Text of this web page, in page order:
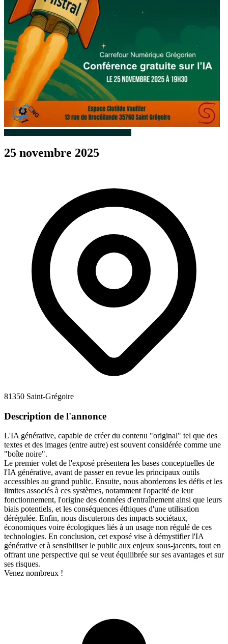
25 novembre 2025
81350 Saint-Grégoire
Description de l'annonce
L'IA générative, capable de créer du contenu "original" tel que des
textes et des images (entre autre) est souvent considérée comme une
"boîte noire".
Le premier volet de l'exposé présentera les bases conceptuelles de
l'IA générative, avant de passer en revue les principaux outils
accessibles au grand public. Ensuite, nous aborderons les défis et les
limites associés à ces systèmes, notamment l'opacité de leur
fonctionnement, l'origine des données d'entraînement ainsi que leurs
biais potentiels, et les conséquences éthiques d'une utilisation
dérégulée. Enfin, nous discuterons des impacts sociétaux,
économiques voire écologiques liés à un usage non régulé de ces
technologies. En conclusion, cet exposé vise à démystifier l'IA
générative et à sensibiliser le public aux enjeux sous-jacents, tout en
offrant une perspective qui se veut équilibrée sur ses avantages et sur
ses risques.
Venez nombreux !